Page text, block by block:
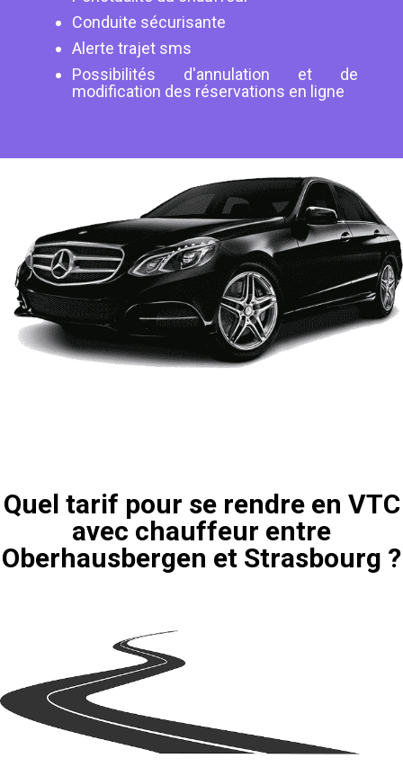
Conduite sécurisante
Alerte trajet sms
Possibilités d'annulation et de
modification des réservations en ligne
Quel tarif pour se rendre en VTC
avec chauffeur entre
Oberhausbergen et Strasbourg ?